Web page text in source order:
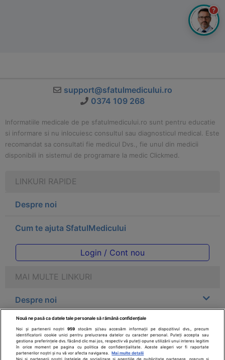
support@sfatulmedicului.ro
0374 109 268
Informatiile medicale de pe sfatulmedicului.ro sunt pentru educatie
si informare si nu inlocuiesc consultul sau diagnosticul medical. Este
recomandat sa consultati fie medicul Dvs., fie unul din medicii
disponibili in sistemul de programare la medic Clickmed.
LINKURI RAPIDE
Despre noi
Cum te ajuta SfatulMedicului
Login / Cont nou
MAI MULTE LINKURI
Despre noi
Legal
Drepturile consumatorului
?
Nouă ne pasă ca datele tale personale să rămână confidențiale
Noi și partenerii noștri959 stocăm și/sau accesăm informații pe dispozitivul dvs., precum
identificatorii cookie unici pentru prelucrarea datelor cu caracter personal. Puteți accepta sau
gestiona preferințele dvs. făcând clic mai jos, respectiv vă puteți opune utilizării unui interes legitim
în orice moment pe pagina cu politica de confidențialitate. Aceste alegeri vor fi raportate
partenerilor noștri și nu vă vor afecta navigarea.
Mai multe detalii
Noi si partenerii nostri (retelele de socializare si agentiile de publicitate partenere, precum si